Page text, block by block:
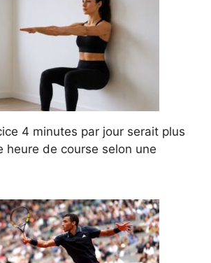
4 minutes par jour serait plus
heure de course selon une